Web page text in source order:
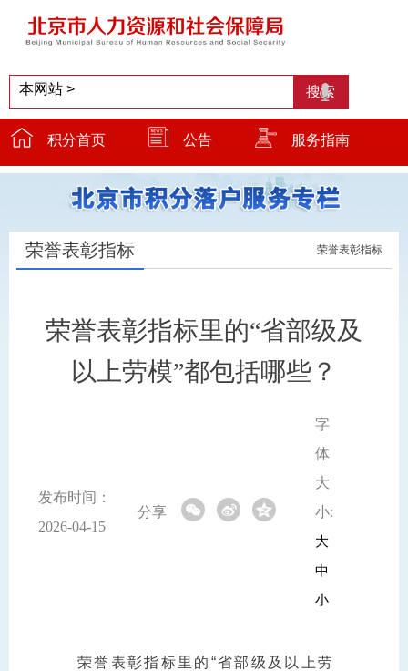
积分首页 公告 服务指南
服务窗口 温馨提示 小贴士
荣誉表彰指标 荣誉表彰指标
荣誉表彰指标里的“省部级及
以上劳模”都包括哪些？
发布时间：
2026-04-15
分享
字
体
大
小:
大
中
小
荣誉表彰指标里的“省部级及以上劳